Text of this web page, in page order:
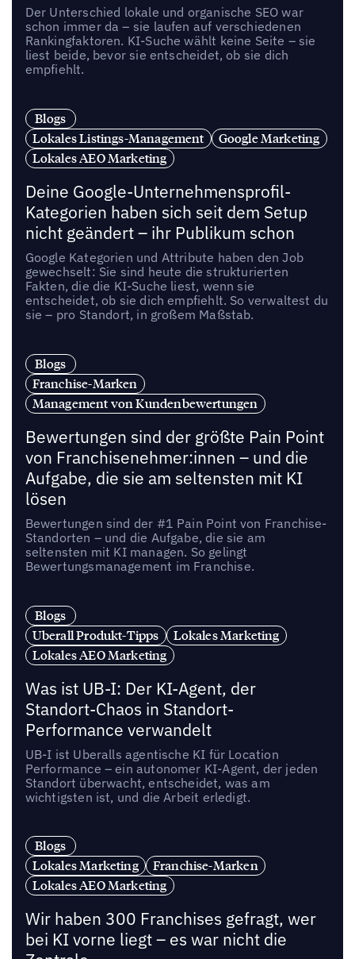
Der Unterschied lokale und organische SEO war
schon immer da – sie laufen auf verschiedenen
Rankingfaktoren. KI-Suche wählt keine Seite – sie
liest beide, bevor sie entscheidet, ob sie dich
empfiehlt.
Blogs
Lokales Listings-Management
Google Marketing
Lokales AEO Marketing
Deine Google-Unternehmensprofil-
Kategorien haben sich seit dem Setup
nicht geändert – ihr Publikum schon
Google Kategorien und Attribute haben den Job
gewechselt: Sie sind heute die strukturierten
Fakten, die die KI-Suche liest, wenn sie
entscheidet, ob sie dich empfiehlt. So verwaltest du
sie – pro Standort, in großem Maßstab.
Blogs
Franchise-Marken
Management von Kundenbewertungen
Bewertungen sind der größte Pain Point
von Franchisenehmer:innen – und die
Aufgabe, die sie am seltensten mit KI
lösen
Bewertungen sind der #1 Pain Point von Franchise-
Standorten – und die Aufgabe, die sie am
seltensten mit KI managen. So gelingt
Bewertungsmanagement im Franchise.
Blogs
Uberall Produkt-Tipps
Lokales Marketing
Lokales AEO Marketing
Was ist UB-I: Der KI-Agent, der
Standort-Chaos in Standort-
Performance verwandelt
UB-I ist Uberalls agentische KI für Location
Performance – ein autonomer KI-Agent, der jeden
Standort überwacht, entscheidet, was am
wichtigsten ist, und die Arbeit erledigt.
Blogs
Lokales Marketing
Franchise-Marken
Lokales AEO Marketing
Wir haben 300 Franchises gefragt, wer
bei KI vorne liegt – es war nicht die